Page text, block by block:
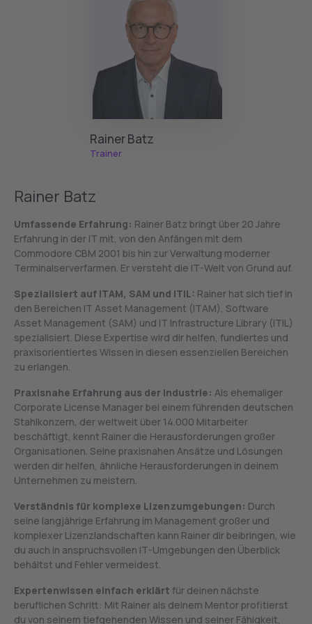
Lizenzierungsanforderungen in virtualisierten
Umgebungen: Verstehe die speziellen
Anforderungen, die bei der Nutzung von
Terminaldiensten in virtualisierten Umgebungen
wie VDI (Virtual Desktop Infrastructure) gelten.
Vermeidung häufiger Fehler: Lerne, welche
typischen Fehler bei der Lizenzierung und
können, und wie du diese vermeidest.
integriert werden kann.
Rainer Batz
Trainer
Rainer Batz
Umfassende Erfahrung: Rainer Batz bringt über 20 Jahre
Erfahrung in der IT mit, von den Anfängen mit dem
Commodore CBM 2001 bis hin zur Verwaltung moderner
Terminalserverfarmen. Er versteht die IT-Welt von Grund auf.
Spezialisiert auf ITAM, SAM und ITIL: Rainer hat sich tief in
den Bereichen IT Asset Management (ITAM), Software
Asset Management (SAM) und IT Infrastructure Library (ITIL)
spezialisiert. Diese Expertise wird dir helfen, fundiertes und
praxisorientiertes Wissen in diesen essenziellen Bereichen
zu erlangen.
Praxisnahe Erfahrung aus der Industrie: Als ehemaliger
Corporate License Manager bei einem führenden deutschen
Stahlkonzern, der weltweit über 14.000 Mitarbeiter
beschäftigt, kennt Rainer die Herausforderungen großer
Organisationen. Seine praxisnahen Ansätze und Lösungen
werden dir helfen, ähnliche Herausforderungen in deinem
Unternehmen zu meistern.
Verständnis für komplexe Lizenzumgebungen: Durch
seine langjährige Erfahrung im Management großer und
komplexer Lizenzlandschaften kann Rainer dir beibringen, wie
du auch in anspruchsvollen IT-Umgebungen den Überblick
behältst und Fehler vermeidest.
Expertenwissen einfach erklärt für deinen nächste
beruflichen Schritt: Mit Rainer als deinem Mentor profitierst
du von seinem tiefgehenden Wissen und seiner Fähigkeit,